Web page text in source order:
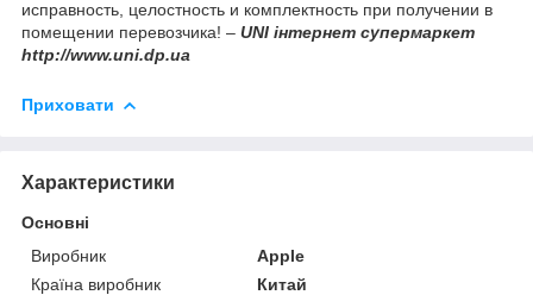
исправность, целостность и комплектность при получении в
помещении перевозчика! – UNI інтернет супермаркет
http://www.uni.dp.ua
Приховати
Характеристики
Основні
Виробник
Apple
Країна виробник
Китай